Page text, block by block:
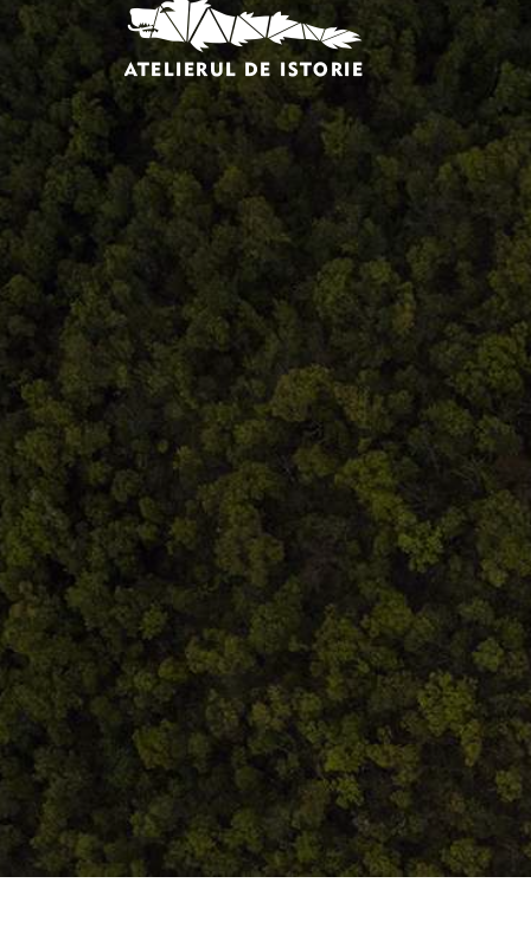
Comandă, plată, livrare
Întreținere produse
Facebook.com/atelieruldeistorie
Contact@atelieruldeistorie.ro
0748.884.543
Termeni și condiții
ANPC
Home Despre noi Produse
Contact
Termeni și condiții
S.C. Atelierul de istorie SRL
J12/419/2016
CIF 35566674
RO48ROIN4021ZZ6H9WDUW2T2 Salt Bank